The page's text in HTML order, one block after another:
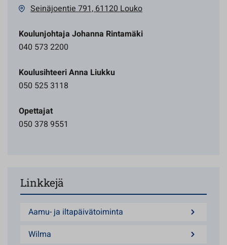
Seinäjoentie 791, 61120 Louko
Koulunjohtaja Johanna Rintamäki
040 573 2200
Koulusihteeri Anna Liukku
050 525 3118
Opettajat
050 378 9551
Linkkejä
Aamu- ja iltapäivätoiminta
Wilma